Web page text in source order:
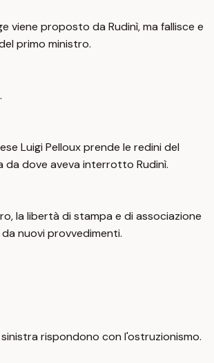
viene proposto da Rudinì, ma fallisce e
primo ministro.
Luigi Pelloux prende le redini del
da dove aveva interrotto Rudinì.
la libertà di stampa e di associazione
nuovi provvedimenti.
rispondono con l'ostruzionismo.